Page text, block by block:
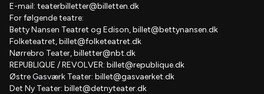
E-mail: teaterbilletter@billetten.dk
For følgende teatre:
Betty Nansen Teatret og Edison,billet@bettynansen.dk
Folketeatret,billet@folketeatret.dk
Nørrebro Teater,billetter@nbt.dk
REPUBLIQUE / REVOLVER: billet@republique.dk
Østre Gasværk Teater: billet@gasvaerket.dk
Det Ny Teater: billet@detnyteater.dk